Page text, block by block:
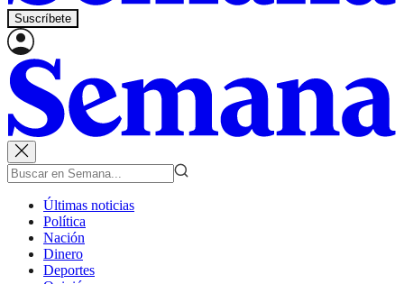
Suscríbete
Últimas noticias
Política
Nación
Dinero
Deportes